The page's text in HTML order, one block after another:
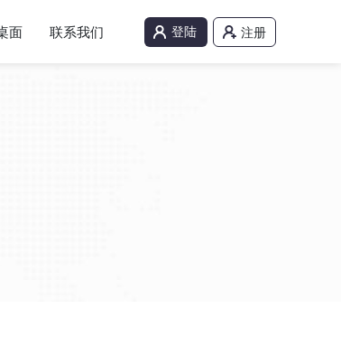
面 联系我们 登陆 注册